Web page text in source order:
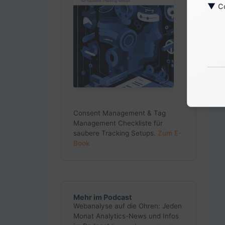
Consent Management & Tag
Management Checkliste für
saubere Tracking Setups. Zum E-
Book
Mehr im Podcast
Webanalyse auf die Ohren: Jeden
Monat Analytics-News und Infos
▼